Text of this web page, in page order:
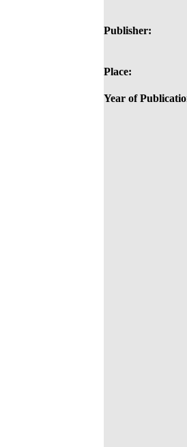
Publisher:
Place:
Year of